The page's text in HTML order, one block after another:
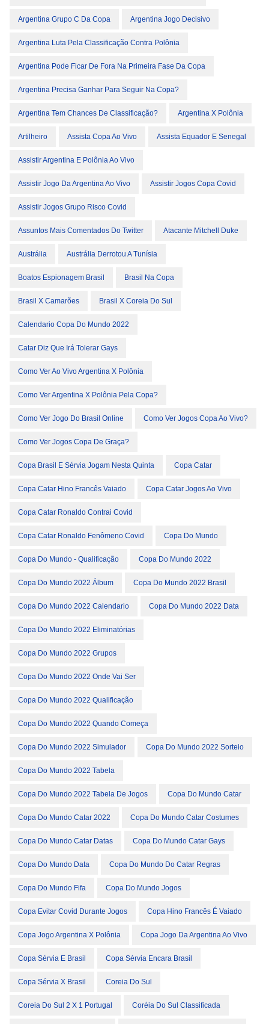
Argentina Grupo C Da Copa Argentina Jogo Decisivo
Argentina Luta Pela Classificação Contra Polônia
Argentina Pode Ficar De Fora Na Primeira Fase Da Copa
Argentina Precisa Ganhar Para Seguir Na Copa?
Argentina Tem Chances De Classificação? Argentina X Polônia
Artilheiro Assista Copa Ao Vivo Assista Equador E Senegal
Assistir Argentina E Polônia Ao Vivo
Assistir Jogo Da Argentina Ao Vivo Assistir Jogos Copa Covid
Assistir Jogos Grupo Risco Covid
Assuntos Mais Comentados Do Twitter Atacante Mitchell Duke
Austrália Austrália Derrotou A Tunísia
Boatos Espionagem Brasil Brasil Na Copa
Brasil X Camarões Brasil X Coreia Do Sul
Calendario Copa Do Mundo 2022
Catar Diz Que Irá Tolerar Gays
Como Ver Ao Vivo Argentina X Polônia
Como Ver Argentina X Polônia Pela Copa?
Como Ver Jogo Do Brasil Online Como Ver Jogos Copa Ao Vivo?
Como Ver Jogos Copa De Graça?
Copa Brasil E Sérvia Jogam Nesta Quinta Copa Catar
Copa Catar Hino Francês Vaiado Copa Catar Jogos Ao Vivo
Copa Catar Ronaldo Contrai Covid
Copa Catar Ronaldo Fenômeno Covid Copa Do Mundo
Copa Do Mundo - Qualificação Copa Do Mundo 2022
Copa Do Mundo 2022 Álbum Copa Do Mundo 2022 Brasil
Copa Do Mundo 2022 Calendario Copa Do Mundo 2022 Data
Copa Do Mundo 2022 Eliminatórias
Copa Do Mundo 2022 Grupos
Copa Do Mundo 2022 Onde Vai Ser
Copa Do Mundo 2022 Qualificação
Copa Do Mundo 2022 Quando Começa
Copa Do Mundo 2022 Simulador Copa Do Mundo 2022 Sorteio
Copa Do Mundo 2022 Tabela
Copa Do Mundo 2022 Tabela De Jogos Copa Do Mundo Catar
Copa Do Mundo Catar 2022 Copa Do Mundo Catar Costumes
Copa Do Mundo Catar Datas Copa Do Mundo Catar Gays
Copa Do Mundo Data Copa Do Mundo Do Catar Regras
Copa Do Mundo Fifa Copa Do Mundo Jogos
Copa Evitar Covid Durante Jogos Copa Hino Francês É Vaiado
Copa Jogo Argentina X Polônia Copa Jogo Da Argentina Ao Vivo
Copa Sérvia E Brasil Copa Sérvia Encara Brasil
Copa Sérvia X Brasil Coreia Do Sul
Coreia Do Sul 2 X 1 Portugal Coréia Do Sul Classificada